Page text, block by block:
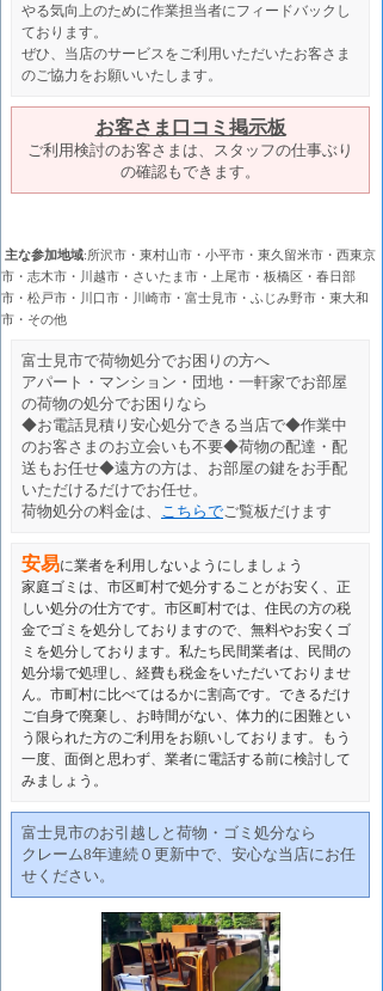
やる気向上のために作業担当者にフィードバックし
ております。
ぜひ、当店のサービスをご利用いただいたお客さま
のご協力をお願いいたします。
お客さま口コミ掲示板
ご利用検討のお客さまは、スタッフの仕事ぶり
の確認もできます。
主な参加地域:所沢市・東村山市・小平市・東久留米市・西東京
市・志木市・川越市・さいたま市・上尾市・板橋区・春日部
市・松戸市・川口市・川崎市・富士見市・ふじみ野市・東大和
市・その他
富士見市で荷物処分でお困りの方へ
アパート・マンション・団地・一軒家でお部屋
の荷物の処分でお困りなら
◆お電話見積り安心処分できる当店で◆作業中
のお客さまのお立会いも不要◆荷物の配達・配
送もお任せ◆遠方の方は、お部屋の鍵をお手配
いただけるだけでお任せ。
荷物処分の料金は、 こちらでご覧板だけます
安易に業者を利用しないようにしましょう
家庭ゴミは、市区町村で処分することがお安く、正
しい処分の仕方です。市区町村では、住民の方の税
金でゴミを処分しておりますので、無料やお安くゴ
ミを処分しております。私たち民間業者は、民間の
処分場で処理し、経費も税金をいただいておりませ
ん。市町村に比べてはるかに割高です。できるだけ
ご自身で廃棄し、お時間がない、体力的に困難とい
う限られた方のご利用をお願いしております。もう
一度、面倒と思わず、業者に電話する前に検討して
みましょう 。
富士見市のお引越しと荷物・ゴミ処分なら
クレーム8年連続０更新中で、安心な当店にお任
せください。